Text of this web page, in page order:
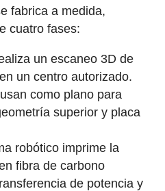
fabrica a medida,
cuatro fases:
un escaneo 3D de
un centro autorizado.
como plano para
superior y placa
robótico imprime la
fibra de carbono
de potencia y